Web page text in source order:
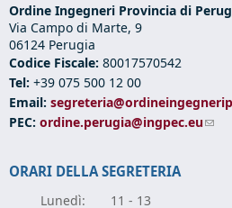
Ordine Ingegneri Provincia di
Via Campo di Marte, 9
06124 Perugia
Codice Fiscale: 80017570542
Tel: +39 075 500 12 00
Email:
PEC: ordine.perugia@ingpec.eu(link
ORARI DELLA SEGRETERIA
Lunedì: 11 - 13